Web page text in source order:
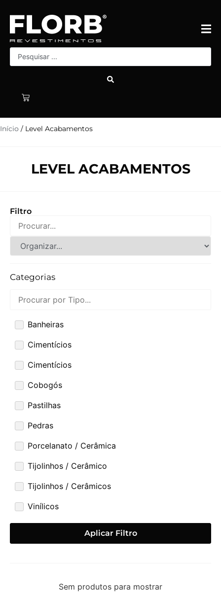
Início / Level Acabamentos
LEVEL ACABAMENTOS
Filtro
Categorias
Banheiras
Cimentícios
Cimentícios
Cobogós
Pastilhas
Pedras
Porcelanato / Cerâmica
Tijolinhos / Cerâmico
Tijolinhos / Cerâmicos
Vinílicos
Aplicar Filtro
Sem produtos para mostrar